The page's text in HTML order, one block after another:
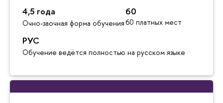
4,5 года
Очно-заочная форма обучения
60
60 платных мест
РУС
Обучение ведётся полностью на русском языке